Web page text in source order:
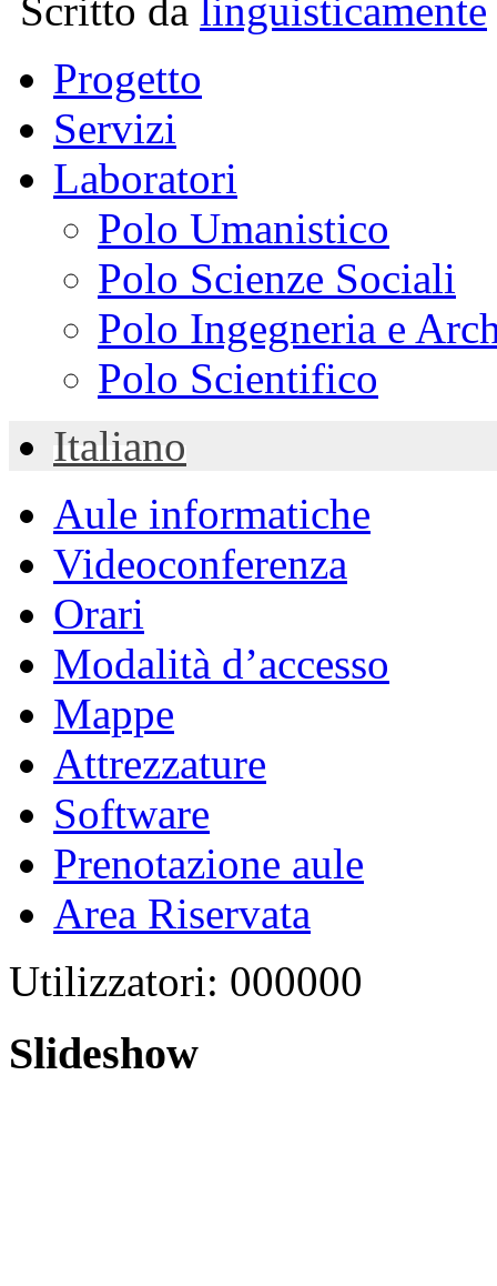
Scritto da linguisticamente
Progetto
Servizi
Laboratori
Polo Umanistico
Polo Scienze Sociali
Polo Ingegneria e
Polo Scientifico
Italiano
Aule informatiche
Videoconferenza
Orari
Modalità d’accesso
Mappe
Attrezzature
Software
Prenotazione aule
Area Riservata
Utilizzatori: 000000
Slideshow